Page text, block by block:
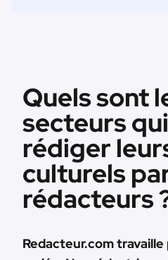
Quels sont
secteurs
rédiger
culturels
rédacteurs
Redacteur.com